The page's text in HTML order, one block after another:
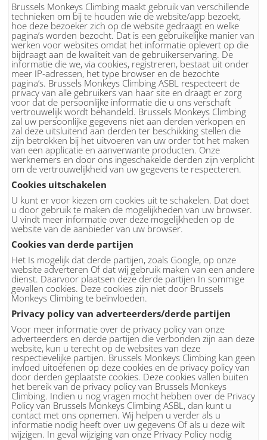
Brussels Monkeys Climbing maakt gebruik van verschillende
technieken om bij te houden wie de website/app bezoekt,
hoe deze bezoeker zich op de website gedraagt en welke
pagina’s worden bezocht. Dat is een gebruikelijke manier van
werken voor websites omdat het informatie oplevert op die
bijdraagt aan de kwaliteit van de gebruikerservaring. De
informatie die we, via cookies, registreren, bestaat uit onder
meer IP-adressen, het type browser en de bezochte
pagina’s. Brussels Monkeys Climbing ASBL respecteert de
privacy van alle gebruikers van haar site en draagt er zorg
voor dat de persoonlijke informatie die u ons verschaft
vertrouwelijk wordt behandeld. Brussels Monkeys Climbing
zal uw persoonlijke gegevens niet aan derden verkopen en
zal deze uitsluitend aan derden ter beschikking stellen die
zijn betrokken bij het uitvoeren van uw order tot het maken
van een applicatie en aanverwante producten. Onze
werknemers en door ons ingeschakelde derden zijn verplicht
om de vertrouwelijkheid van uw gegevens te respecteren.
Cookies uitschakelen
U kunt er voor kiezen om cookies uit te schakelen. Dat doet
u door gebruik te maken de mogelijkheden van uw browser.
U vindt meer informatie over deze mogelijkheden op de
website van de aanbieder van uw browser.
Cookies van derde partijen
Het Is mogelijk dat derde partijen, zoals Google, op onze
website adverteren Of dat wij gebruik maken van een andere
dienst. Daarvoor plaatsen deze derde partijen In sommige
gevallen cookies. Deze cookies zijn niet door Brussels
Monkeys Climbing te beïnvloeden.
Privacy policy van adverteerders/derde partijen
Voor meer informatie over de privacy policy van onze
adverteerders en derde partijen die verbonden zijn aan deze
website, kun u terecht op de websites van deze
respectievelijke partijen. Brussels Monkeys Climbing kan geen
invloed uitoefenen op deze cookies en de privacy policy van
door derden geplaatste cookies. Deze cookies vallen buiten
het bereik van de privacy policy van Brussels Monkeys
Climbing. Indien u nog vragen mocht hebben over de Privacy
Policy van Brussels Monkeys Climbing ASBL, dan kunt u
contact met ons opnemen. Wij helpen u verder als u
informatie nodig heeft over uw gegevens Of als u deze wilt
wijzigen. In geval wijziging van onze Privacy Policy nodig